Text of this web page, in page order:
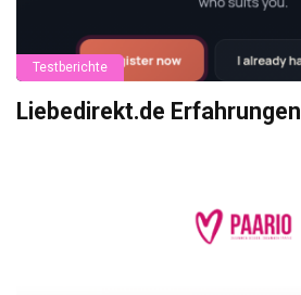
Testberichte
Liebedirekt.de Erfahrungen